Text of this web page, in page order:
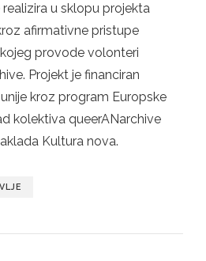
u sklopu projekta
afirmativne pristupe
provode volonteri
Projekt je financiran
kroz program Europske
kolektiva queerANarchive
Kultura nova.